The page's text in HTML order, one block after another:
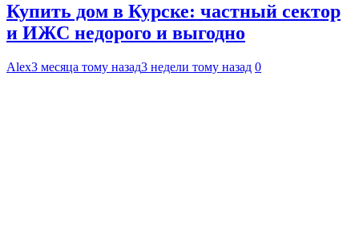
Купить дом в Курске: частный сектор
и ИЖС недорого и выгодно
Alex3 месяца тому назад3 недели тому назад 0